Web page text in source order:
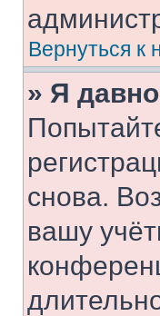
Вернуться к
» Я
снова.
вашу